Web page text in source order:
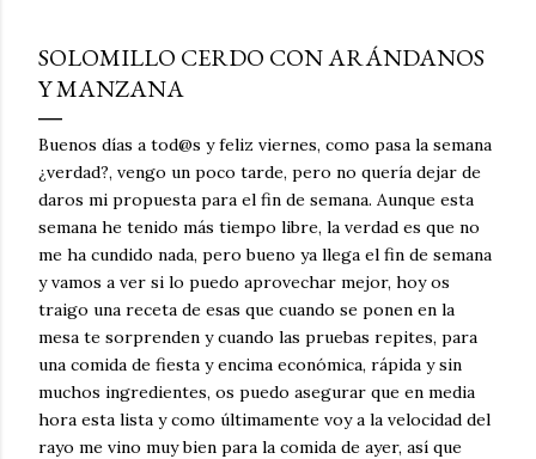
satisface. Estas alubias crujientes al horno van a cambiar
por completo tu forma de ver las legumbres. Olvídate de
asociar las alubias únicamente a los guisos tradicionales y
copiosos de invierno. Con esta receta simple pero
revolucionaria, transformaremos un ingrediente tan
humilde como la alubia de La Bañeza en un snack ligero,
dorado, cargado de proteína y 100% natural. Es el
sustituto perfecto a los frutos se...
SOLOMILLO CERDO CON ARÁNDANOS
Y MANZANA
Buenos días a tod@s y feliz viernes, como pasa la semana
¿verdad?, vengo un poco tarde, pero no quería dejar de
daros mi propuesta para el fin de semana. Aunque esta
semana he tenido más tiempo libre, la verdad es que no
me ha cundido nada, pero bueno ya llega el fin de semana
y vamos a ver si lo puedo aprovechar mejor, hoy os
traigo una receta de esas que cuando se ponen en la
mesa te sorprenden y cuando las pruebas repites, para
una comida de fiesta y encima económica, rápida y sin
muchos ingredientes, os puedo asegurar que en media
hora esta lista y como últimamente voy a la velocidad del
rayo me vino muy bien para la comida de ayer, así que